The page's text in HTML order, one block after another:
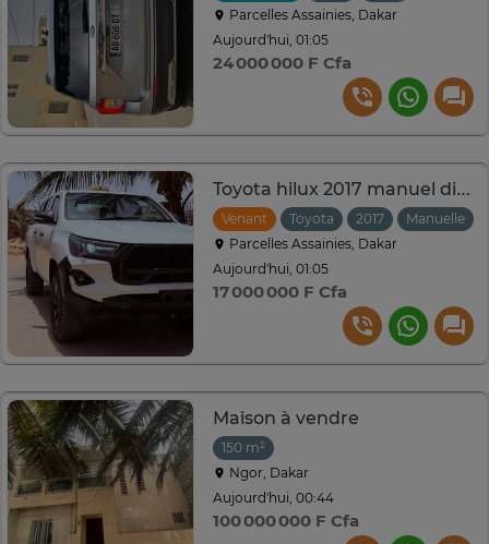
Parcelles Assainies, Dakar
Aujourd'hui, 01:05
24 000 000 F Cfa
Toyota hilux 2017 manuel diesel
Venant Toyota 2017
Manuelle
Parcelles Assainies, Dakar
Aujourd'hui, 01:05
17 000 000 F Cfa
Maison à vendre
150 m²
Ngor, Dakar
Aujourd'hui, 00:44
100 000 000 F Cfa